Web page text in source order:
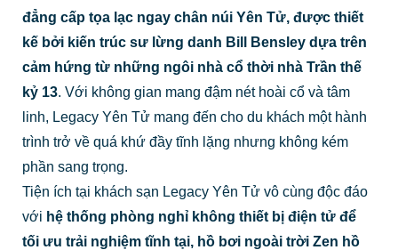
đẳng cấp tọa lạc ngay chân núi Yên Tử, được thiết
kế bởi kiến trúc sư lừng danh Bill Bensley dựa trên
cảm hứng từ những ngôi nhà cổ thời nhà Trần thế
kỷ 13. Với không gian mang đậm nét hoài cổ và tâm
linh, Legacy Yên Tử mang đến cho du khách một hành
trình trở về quá khứ đầy tĩnh lặng nhưng không kém
phần sang trọng.
Tiện ích tại khách sạn Legacy Yên Tử vô cùng độc đáo
với hệ thống phòng nghỉ không thiết bị điện tử để
tối ưu trải nghiệm tĩnh tại, hồ bơi ngoài trời Zen hồ